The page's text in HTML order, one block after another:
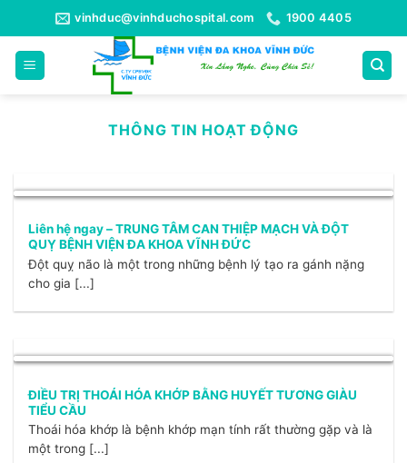
qua
nội
dung
vinhduc@vinhduchospital.com 1900 4405
THÔNG TIN HOẠT ĐỘNG
Liên hệ ngay – TRUNG TÂM CAN THIỆP MẠCH VÀ ĐỘT
QUỴ BỆNH VIỆN ĐA KHOA VĨNH ĐỨC
Đột quỵ não là một trong những bệnh lý tạo ra gánh nặng
cho gia [...]
ĐIỀU TRỊ THOÁI HÓA KHỚP BẰNG HUYẾT TƯƠNG GIÀU
TIỂU CẦU
Thoái hóa khớp là bệnh khớp mạn tính rất thường gặp và là
một trong [...]